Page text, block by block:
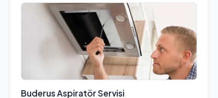
Buderus Aspiratör Servisi